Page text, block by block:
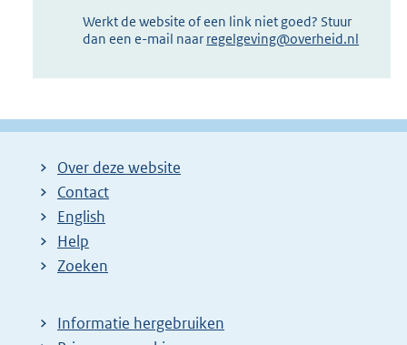
Werkt de website of een link niet goed? Stuur
dan een e-mail naar regelgeving@overheid.nl
Over deze website
Contact
English
Help
Zoeken
Informatie hergebruiken